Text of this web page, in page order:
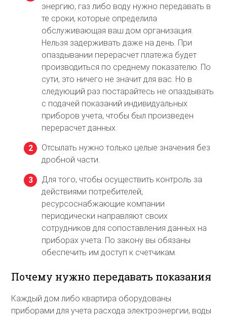
энергию, газ либо воду нужно передавать в
те сроки, которые определила
обслуживающая ваш дом организация.
Нельзя задерживать даже на день. При
опаздывании перерасчет платежа будет
производиться по среднему показателю. По
сути, это ничего не значит для вас. Но в
следующий раз постарайтесь не опаздывать
с подачей показаний индивидуальных
приборов учета, чтобы был произведен
перерасчет данных.
Отсылать нужно только целые значения без
дробной части.
Для того, чтобы осуществить контроль за
действиями потребителей,
ресурсоснабжающие компании
периодически направляют своих
сотрудников для сопоставления данных на
приборах учета. По закону вы обязаны
обеспечить им доступ к счетчикам.
Почему нужно передавать показания
Каждый дом либо квартира оборудованы
приборами для учета расхода электроэнергии, воды